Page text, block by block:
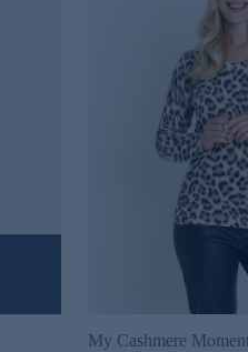
My Cashmere